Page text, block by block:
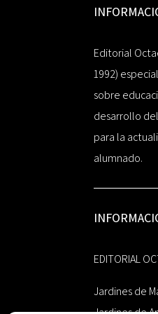
Editorial
1992)
sobre
desarrollo
para la
alumnado.
EDITORIAL
Jardines de